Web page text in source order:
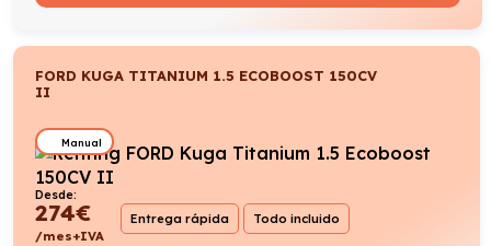
FORD KUGA TITANIUM 1.5 ECOBOOST 150CV
II
Manual
Desde:
274€
/mes+IVA
Entrega rápida Todo incluido